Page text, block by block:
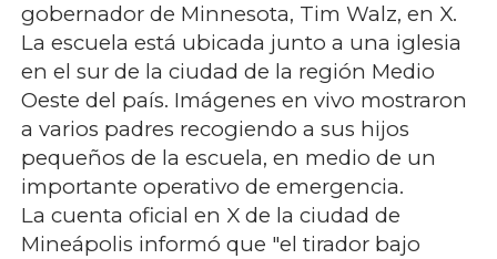
gobernador de Minnesota, Tim Walz, en X.
La escuela está ubicada junto a una iglesia
en el sur de la ciudad de la región Medio
Oeste del país. Imágenes en vivo mostraron
a varios padres recogiendo a sus hijos
pequeños de la escuela, en medio de un
importante operativo de emergencia.
La cuenta oficial en X de la ciudad de
Mineápolis informó que "el tirador bajo